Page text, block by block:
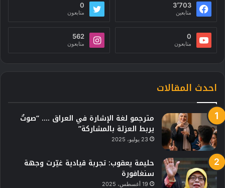
3٬703
متابعين
0
متابعون
0
متابعون
562
متابعون
احدث المقالات
مترجمو لغة الإشارة في العراق …. “صوتٌ
يربط العزلة بالمشاركة”
23 يوليو، 2025
حليمة يعقوب: تجربة قيادية غيّرت وجهة
سنغافورة
19 أغسطس، 2025